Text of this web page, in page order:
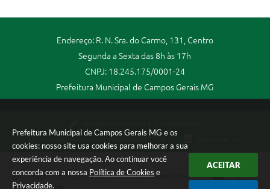
Prefeitura Municipal de Campos Gerais MG e os
cookies: nosso site usa cookies para melhorar a sua
experiência de navegação. Ao continuar você
concorda com a nossa Política de Cookies e
Privacidade.
ACEITAR
Endereço: R. N. Sra. do Carmo, 131, Centro
Segunda a Sexta das 8h às 17h
CNPJ: 18.245.175/0001-24
Prefeitura Municipal de Campos Gerais MG
Portal atualizado em:
06/08/2026 12:59
Copyright Instar - 2006-2026. Todos os direitos reservados -
Instar Tecnologia